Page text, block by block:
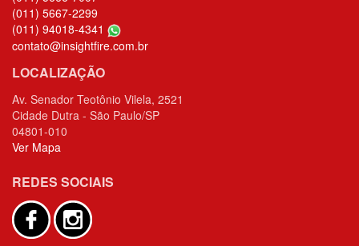
SERVIÇOS
CONTATO
(011) 5666-7007
(011) 5667-2299
(011) 94018-4341
Av. Senador Teotônio Vilela, 2521
Cidade Dutra - São Paulo/SP